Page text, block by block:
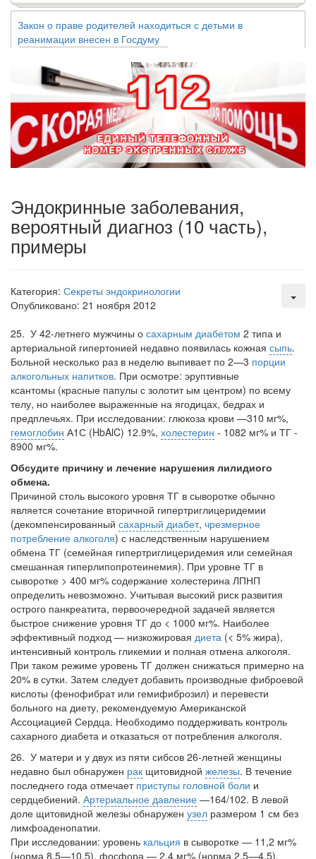
Закон о праве родителей находиться с детьми в
реанимации внесен в Госдуму
палату на
рассмотрение. Суть его
заключается в
нахождении одного из
родителей в
больничной палате
бесплатно, в течении всего срока лечения...
Эндокринные заболевания,
вероятный диагноз (10 часть),
примеры
Категория: Секреты эндокринологии
Опубликовано: 21 ноября 2012
25. У 42-летнего мужчины о сахарным диабетом 2 типа и
артериальной гипертонией недавно появилась кожная сыпь.
Больной несколько раз в неделю выпивает по 2—3 порции
алкогольных напитков. При осмотре: эруптивные
ксантомы (красные папулы с золотит ым центром) по всему
телу, но наиболее выраженные на ягодицах, бедрах и
предплечьях. При исследовании: глюкоза крови —310 мг%,
гемоглобин А1С (HbAlC) 12.9%, холестерин - 1082 мг% и ТГ -
8900 мг%.
Обсудите причину и лечение нарушения лилидиого
обмена.
Причиной столь высокого уровня ТГ в сыворотке обычно
является сочетание вторичной гипертриглицеридемии
(декомпенсированный сахарный диабет, чрез­мерное
потребление алкоголя) с наследственным нарушением
обмена ТГ (семейная гипертриглицеридемия или семейная
смешанная гиперлипопротеинемия). При уровне ТГ в
сыворотке > 400 мг% содержание холестерина ЛПНП
определить невозможно. Учитывая высокий риск развития
острого панкреатита, первоочеред­ной задачей является
быстрое снижение уровня ТГ до < 1000 мг%. Наиболее
эффек­тивный подход — низкожировая диета (< 5% жира),
интенсивный контроль глике­мии и полная отмена алкоголя.
При таком режиме уровень ТГ должен снижаться примерно на
20% в сутки. Затем следует добавить производные фиброевой
кислоты (фенофибрат или гемифиброзил) и перевести
больного на диету, рекомендуемую Американской
Ассоциацией Сердца. Необходимо поддерживать контроль
сахарно­го диабета и отказаться от потребления алкоголя.
26. У матери и у двух из пяти сибсов 26-летней женщины
недавно был обнаружен рак щитовидной железы. В течение
последнего года отмечает приступы головной боли и
сердцебиений. Артериальное давление —164/102. В левой
доле щитовидной железы обнаружен узел размером 1 см без
лимфоаденопатии.
При исследовании: уровень кальция в сыворотке — 11,2 мг%
(норма 8,5—10,5), фосфора — 2,4 мг% (норма 2,5—4,5),